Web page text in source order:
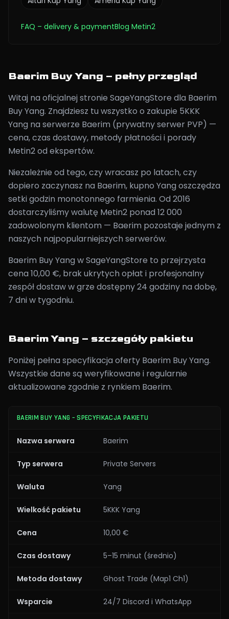
FAQ – delivery & paymentBlog Metin2
Baerim Buy Yang – pełny przegląd
Witaj na oficjalnej stronie SageYangStore dla Baerim
Buy Yang. Znajdziesz tu wszystko o zakupie 5KKK
Yang na serwerze Baerim (prywatny serwer PVP) —
cena, czas dostawy, metody płatności i porady
Metin2 od ekspertów.
Niezależnie od tego, czy wracasz po latach, czy
dopiero zaczynasz na Baerim, kupno Yang oszczędza
setki godzin monotonnego farmienia. Od 2016
dostarczyliśmy walutę Metin2 ponad 12 000
zadowolonym klientom — Baerim pozostaje jednym z
naszych najpopularniejszych serwerów.
Baerim Buy Yang w SageYangStore to przejrzysta
cena 10,00 €, brak ukrytych opłat i profesjonalny
zespół dostaw w grze dostępny 24 godziny na dobę,
7 dni w tygodniu.
Baerim Yang – szczegóły pakietu
Poniżej pełna specyfikacja oferty Baerim Buy Yang.
Wszystkie dane są weryfikowane i regularnie
aktualizowane zgodnie z rynkiem Baerim.
BAERIM BUY YANG – SPECYFIKACJA PAKIETU
Nazwa serwera Baerim
Typ serwera Private Servers
Waluta Yang
Wielkość pakietu 5KKK Yang
Cena 10,00 €
Czas dostawy 5–15 minut (średnio)
Metoda dostawy Ghost Trade (Map1 Ch1)
Wsparcie 24/7 Discord i WhatsApp